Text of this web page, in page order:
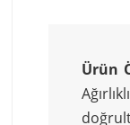
Ürün